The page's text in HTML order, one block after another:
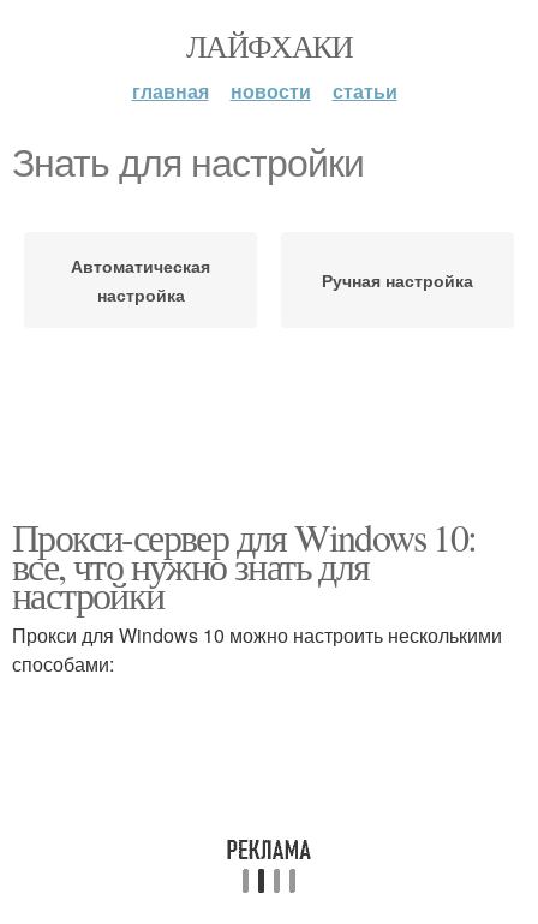
ЛАЙФХАКИ
главная новости статьи
Знать для настройки
Автоматическая
настройка
Ручная настройка
Прокси-сервер для Windows 10:
все, что нужно знать для
настройки
Прокси для Windows 10 можно настроить несколькими
способами: